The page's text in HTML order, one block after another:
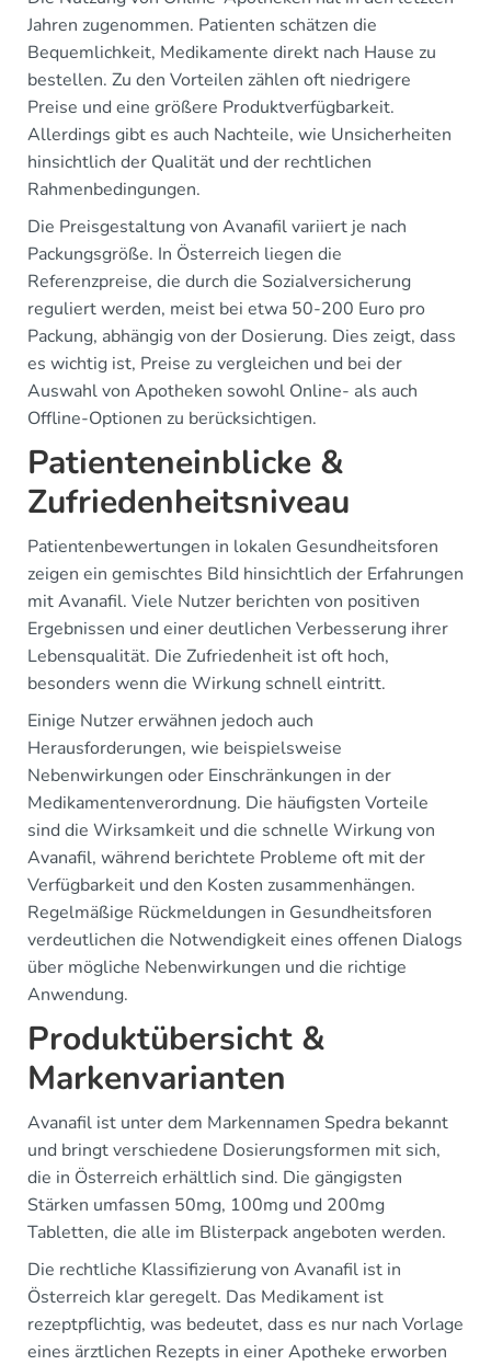
Jahren zugenommen. Patienten schätzen die
Bequemlichkeit, Medikamente direkt nach Hause zu
bestellen. Zu den Vorteilen zählen oft niedrigere
Preise und eine größere Produktverfügbarkeit.
Allerdings gibt es auch Nachteile, wie Unsicherheiten
hinsichtlich der Qualität und der rechtlichen
Rahmenbedingungen.
Die Preisgestaltung von Avanafil variiert je nach
Packungsgröße. In Österreich liegen die
Referenzpreise, die durch die Sozialversicherung
reguliert werden, meist bei etwa 50-200 Euro pro
Packung, abhängig von der Dosierung. Dies zeigt, dass
es wichtig ist, Preise zu vergleichen und bei der
Auswahl von Apotheken sowohl Online- als auch
Offline-Optionen zu berücksichtigen.
Patienteneinblicke &
Zufriedenheitsniveau
Patientenbewertungen in lokalen Gesundheitsforen
zeigen ein gemischtes Bild hinsichtlich der Erfahrungen
mit Avanafil. Viele Nutzer berichten von positiven
Ergebnissen und einer deutlichen Verbesserung ihrer
Lebensqualität. Die Zufriedenheit ist oft hoch,
besonders wenn die Wirkung schnell eintritt.
Einige Nutzer erwähnen jedoch auch
Herausforderungen, wie beispielsweise
Nebenwirkungen oder Einschränkungen in der
Medikamentenverordnung. Die häufigsten Vorteile
sind die Wirksamkeit und die schnelle Wirkung von
Avanafil, während berichtete Probleme oft mit der
Verfügbarkeit und den Kosten zusammenhängen.
Regelmäßige Rückmeldungen in Gesundheitsforen
verdeutlichen die Notwendigkeit eines offenen Dialogs
über mögliche Nebenwirkungen und die richtige
Anwendung.
Produktübersicht &
Markenvarianten
Avanafil ist unter dem Markennamen Spedra bekannt
und bringt verschiedene Dosierungsformen mit sich,
die in Österreich erhältlich sind. Die gängigsten
Stärken umfassen 50mg, 100mg und 200mg
Tabletten, die alle im Blisterpack angeboten werden.
Die rechtliche Klassifizierung von Avanafil ist in
Österreich klar geregelt. Das Medikament ist
rezeptpflichtig, was bedeutet, dass es nur nach Vorlage
eines ärztlichen Rezepts in einer Apotheke erworben